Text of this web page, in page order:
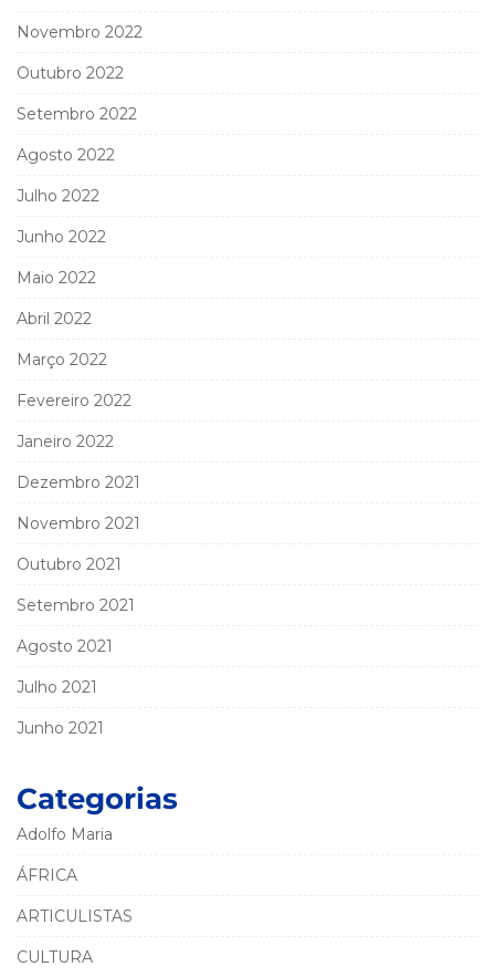
Novembro 2022
Outubro 2022
Setembro 2022
Agosto 2022
Julho 2022
Junho 2022
Maio 2022
Abril 2022
Março 2022
Fevereiro 2022
Janeiro 2022
Dezembro 2021
Novembro 2021
Outubro 2021
Setembro 2021
Agosto 2021
Julho 2021
Junho 2021
Categorias
Adolfo Maria
ÁFRICA
ARTICULISTAS
CULTURA